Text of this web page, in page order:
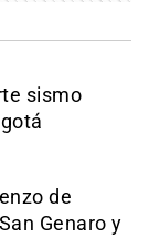
sismo
de
Genaro y